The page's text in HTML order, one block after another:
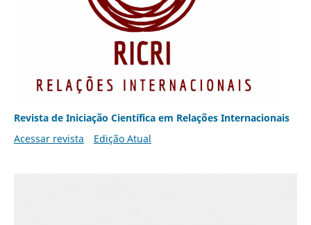
Revista de Iniciação Científica em Relações Internacionais
Acessar revista
Edição Atual